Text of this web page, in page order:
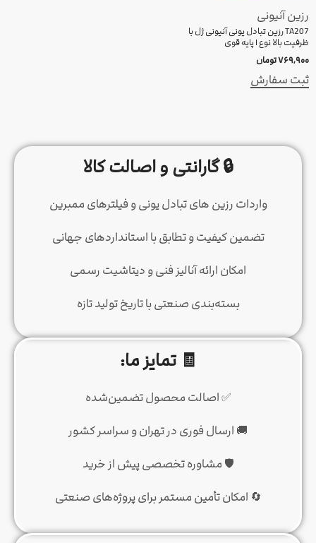
رزین آنیونی
TA207 رزین تبادل یونی آنیونی ژل با
ظرفیت بالا نوع I پایه قوی
۷۶۹,۹۰۰تومان
ثبت سفارش
🔒 گارانتی و اصالت کالا
واردات رزین های تبادل یونی و فیلترهای ممبرین
تضمین کیفیت و تطابق با استانداردهای جهانی
امکان ارائه آنالیز فنی و دیتاشیت رسمی
بسته‌بندی صنعتی با تاریخ تولید تازه
🧾 تمایز ما:
✅ اصالت محصول تضمین‌شده
🚚 ارسال فوری در تهران و سراسر کشور
🛡️ مشاوره تخصصی پیش از خرید
🔄 امکان تأمین مستمر برای پروژه‌های صنعتی